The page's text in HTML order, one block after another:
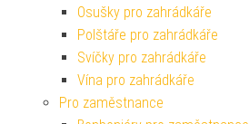
Osušky pro zahrádkáře
Polštáře pro zahrádkáře
Svíčky pro zahrádkáře
Vína pro zahrádkáře
Pro zaměstnance